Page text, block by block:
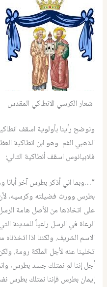
شعار الكرسي الانطاكي المقدس
ونوضح رأينا بأولوية اسقف
الذهبي الفم وهو ابن انطاكية
فلابيانوس اسقف أنطاكية التالي:
“…وبما اني أذكر بطرس آخر أبانا
بطرس وورث فضيلته وكرسيه، لأن
على اتخاذها من الأصل هامة
الرعاة في الرسل راعياً للمدينة
الاسم الشريف. ولكننا اذا
تخلينا عنه لأجل الملكة رومة.
أجل إننا لم نمتلك جسد بطرس،
إيمان بطرس فإننا نمتلك بطرس